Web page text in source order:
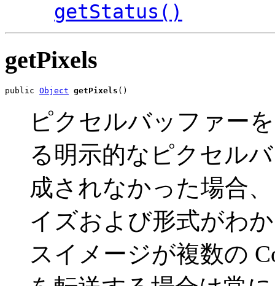
getStatus()
getPixels
public Object getPixels ()
ピクセルバッファー
る明示的なピクセル
成されなかった場合
イズおよび形式がわ
スイメージが複数の